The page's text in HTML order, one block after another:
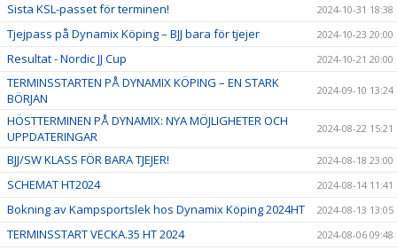
Sista KSL-passet för terminen! 2024-10-31 18:38
Tjejpass på Dynamix Köping – BJJ bara för tjejer 2024-10-23 20:00
Resultat - Nordic JJ Cup 2024-10-21 20:00
TERMINSSTARTEN PÅ DYNAMIX KÖPING – EN STARK
BÖRJAN
2024-09-10 13:24
HÖSTTERMINEN PÅ DYNAMIX: NYA MÖJLIGHETER OCH
UPPDATERINGAR
2024-08-22 15:21
BJJ/SW KLASS FÖR BARA TJEJER! 2024-08-18 23:00
SCHEMAT HT2024 2024-08-14 11:41
Bokning av Kampsportslek hos Dynamix Köping 2024HT 2024-08-13 13:05
TERMINSSTART VECKA.35 HT 2024 2024-08-06 09:48